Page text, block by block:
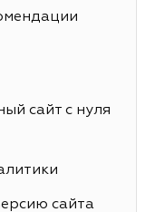
сайт с нуля
сайта